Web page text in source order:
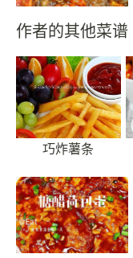
作者的其他菜谱
巧炸薯条